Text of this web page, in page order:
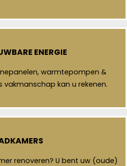
ENERGIE
warmtepompen &
vakmanschap kan u rekenen.
renoveren? U bent uw (oude)